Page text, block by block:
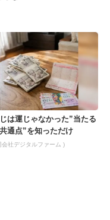
は運じゃなかった”当たる
通点”を知っただけ
会社デジタルファーム )